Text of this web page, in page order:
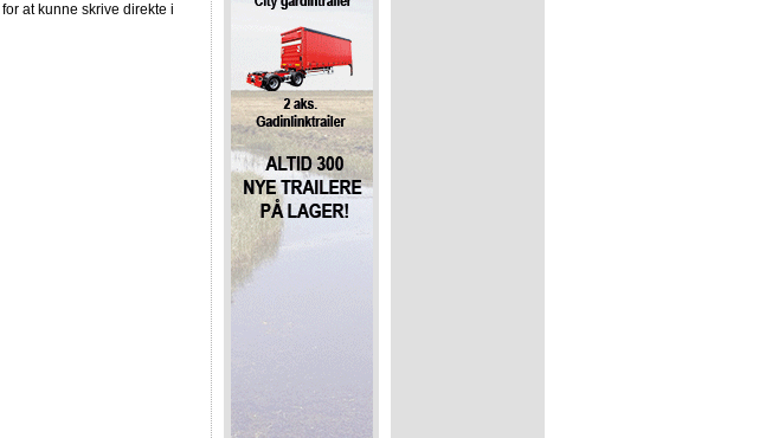
for at kunne skrive direkte i